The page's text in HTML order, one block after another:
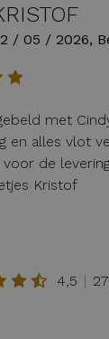
/ 05 / 2026,
met
en alles vlot
voor de
Kristof
4,5